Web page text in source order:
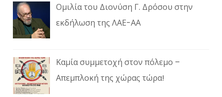
Ομιλία του Διονύση Γ. Δρόσου στην
εκδήλωση της ΛΑΕ-ΑΑ
Καμία συμμετοχή στον πόλεμο –
Απεμπλοκή της χώρας τώρα!